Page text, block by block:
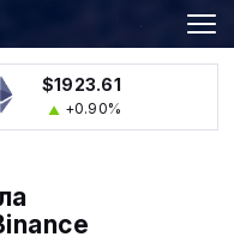
$1923.61
+0.90%